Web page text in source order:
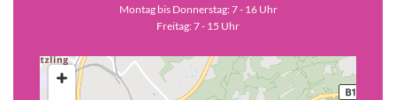
Montag bis Donnerstag: 7 - 16 Uhr
Freitag: 7 - 15 Uhr